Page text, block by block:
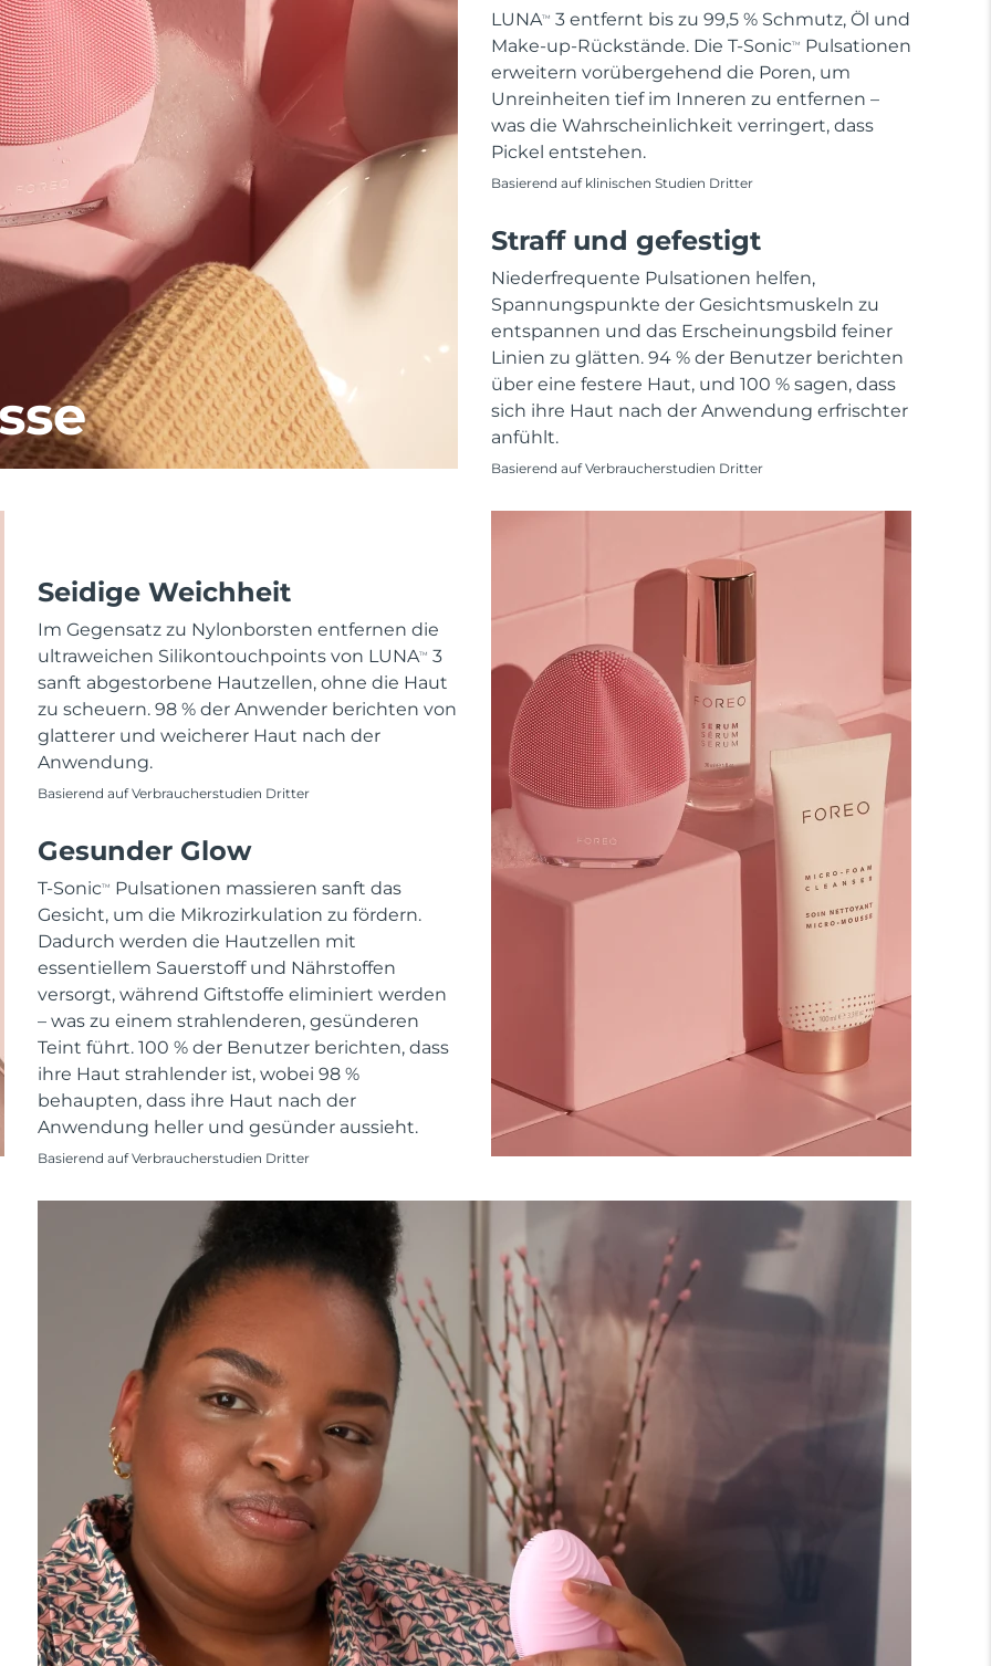
LUNATM
3 entfernt bis zu 99,5 % Schmutz, Öl und
Make-up-Rückstände. Die T-SonicTM
Pulsationen
erweitern vorübergehend die Poren, um
Unreinheiten tief im Inneren zu entfernen –
was die Wahrscheinlichkeit verringert, dass
Pickel entstehen.
Basierend auf klinischen Studien Dritter
Straff und gefestigt
Niederfrequente Pulsationen helfen,
Spannungspunkte der Gesichtsmuskeln zu
entspannen und das Erscheinungsbild feiner
Linien zu glätten. 94 % der Benutzer berichten
über eine festere Haut, und 100 % sagen, dass
sich ihre Haut nach der Anwendung erfrischter
anfühlt.
Basierend auf Verbraucherstudien Dritter
Seidige Weichheit
Im Gegensatz zu Nylonborsten entfernen die
ultraweichen Silikontouchpoints von LUNATM
3
sanft abgestorbene Hautzellen, ohne die Haut
zu scheuern. 98 % der Anwender berichten von
glatterer und weicherer Haut nach der
Anwendung.
Basierend auf Verbraucherstudien Dritter
Gesunder Glow
T-SonicTM
Pulsationen massieren sanft das
Gesicht, um die Mikrozirkulation zu fördern.
Dadurch werden die Hautzellen mit
essentiellem Sauerstoff und Nährstoffen
versorgt, während Giftstoffe eliminiert werden
– was zu einem strahlenderen, gesünderen
Teint führt. 100 % der Benutzer berichten, dass
ihre Haut strahlender ist, wobei 98 %
behaupten, dass ihre Haut nach der
Anwendung heller und gesünder aussieht.
Basierend auf Verbraucherstudien Dritter